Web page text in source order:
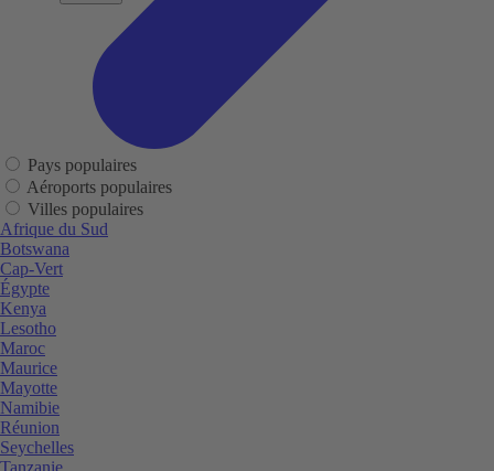
Pays populaires
Aéroports populaires
Villes populaires
Afrique du Sud
Botswana
Cap-Vert
Égypte
Kenya
Lesotho
Maroc
Maurice
Mayotte
Namibie
Réunion
Seychelles
Tanzanie